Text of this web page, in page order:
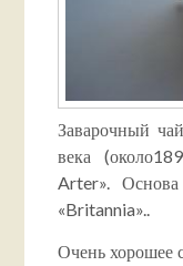
Заварочный
века (около
Arter».
«Britannia»..
Очень хорошее